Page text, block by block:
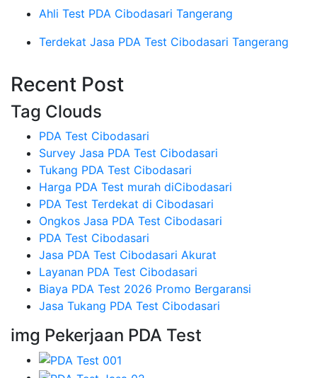
Ahli Test PDA Cibodasari Tangerang
Terdekat Jasa PDA Test Cibodasari Tangerang
Recent Post
Tag Clouds
PDA Test Cibodasari
Survey Jasa PDA Test Cibodasari
Tukang PDA Test Cibodasari
Harga PDA Test murah diCibodasari
PDA Test Terdekat di Cibodasari
Ongkos Jasa PDA Test Cibodasari
PDA Test Cibodasari
Jasa PDA Test Cibodasari Akurat
Layanan PDA Test Cibodasari
Biaya PDA Test 2026 Promo Bergaransi
Jasa Tukang PDA Test Cibodasari
img Pekerjaan PDA Test